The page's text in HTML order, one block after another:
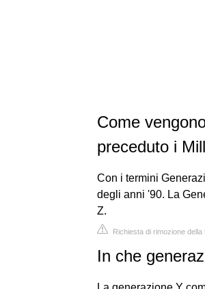
Come
preceduto i
Con i termini
degli anni '90. La
Z.
Richiesta di rimozione della
In che